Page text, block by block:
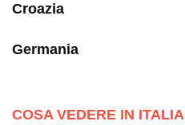
Croazia
Germania
COSA VEDERE IN ITALIA